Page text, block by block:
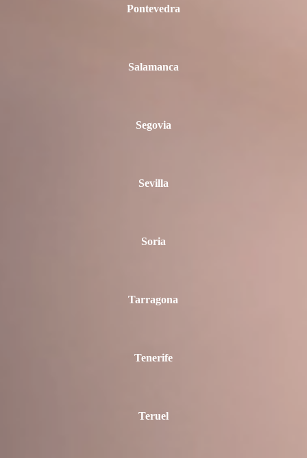
Pontevedra
Salamanca
Segovia
Sevilla
Soria
Tarragona
Tenerife
Teruel